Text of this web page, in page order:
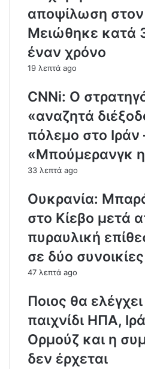
αποψίλωση στον
Μειώθηκε κατά
έναν χρόνο
19 λεπτά ago
CNNi: Ο
«αναζητά
πόλεμο στο Ιράν
«Μπούμερανγκ
33 λεπτά ago
Ουκρανία:
στο Κίεβο μετά
πυραυλική
σε δύο συνοικίες
47 λεπτά ago
Ποιος θα
παιχνίδι ΗΠΑ,
Ορμούζ και η
δεν έρχεται